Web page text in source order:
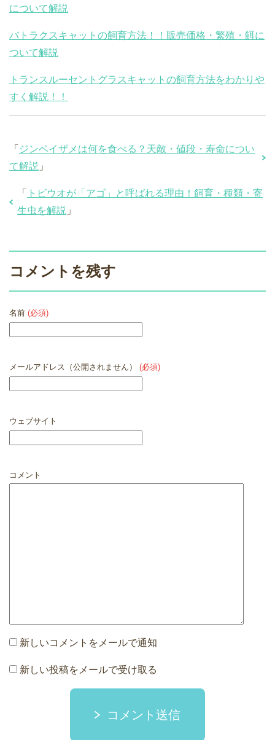
について解説
バトラクスキャットの飼育方法！！販売価格・繁殖・餌に
ついて解説
トランスルーセントグラスキャットの飼育方法をわかりや
すく解説！！
「 ジンベイザメは何を食べる？天敵・値段・寿命につい
て解説 」
「
トビウオが「アゴ」と呼ばれる理由！飼育・種類・寄
生虫を解説 」
コメントを残す
名前 (必須)
メールアドレス（公開されません） (必須)
ウェブサイト
コメント
新しいコメントをメールで通知
新しい投稿をメールで受け取る
コメント送信